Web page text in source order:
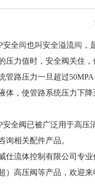
安全阀也叫安全溢流阀 ，
压力值时，安全阀关住
管路压力一旦超过
体，使管路系统压力下
安全阀已被广泛用于高压
询相关配件产品。
仕流体控制有限公司专
）高压阀等产品，欢迎来